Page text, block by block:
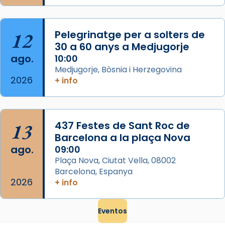
que les santes són filles de l’antiga Iluro.
Mataró en reivindicarà les relíq
Foto
View on Facebook ·
12
ago.
2026
Pelegrinatge per a solters de
30 a 60 anys a Medjugorje
10:00
Medjugorje, Bòsnia i Herzegovina
+ info
13
ago.
2026
437 Festes de Sant Roc de
Barcelona a la plaça Nova
09:00
Plaça Nova, Ciutat Vella, 08002
Barcelona, Espanya
+ info
Eventos